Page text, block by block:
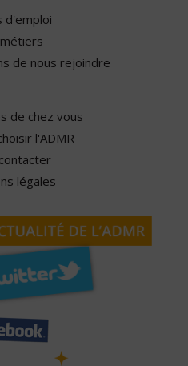
d'emploi
de nous rejoindre
de chez vous
l'ADMR
légales